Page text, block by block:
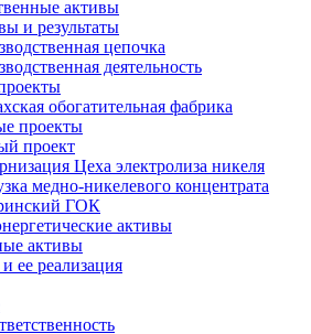
активы
и результаты
цепочка
деятельность
обогатительная фабрика
проекты
проект
Цеха электролиза никеля
медно-никелевого концентрата
ГОК
активы
активы
ее реализация